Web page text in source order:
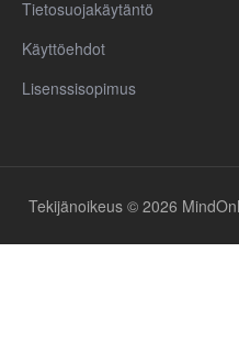
Tietosuojakäytäntö
Käyttöehdot
Lisenssisopimus
Tekijänoikeus © 2026